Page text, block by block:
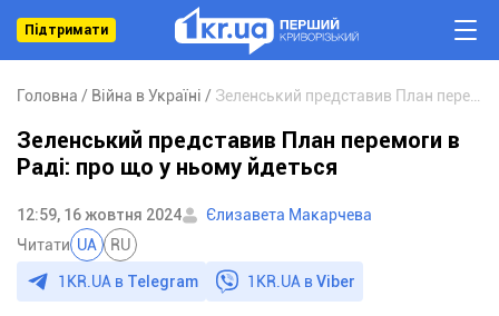
Підтримати
Головна Війна в Україні
Зеленський представив План перемоги в
Раді: про що у ньому йдеться
12:59, 16 жовтня 2024
Єлизавета Макарчева
Читати UA RU
1KR.UA в Telegram 1KR.UA вViber